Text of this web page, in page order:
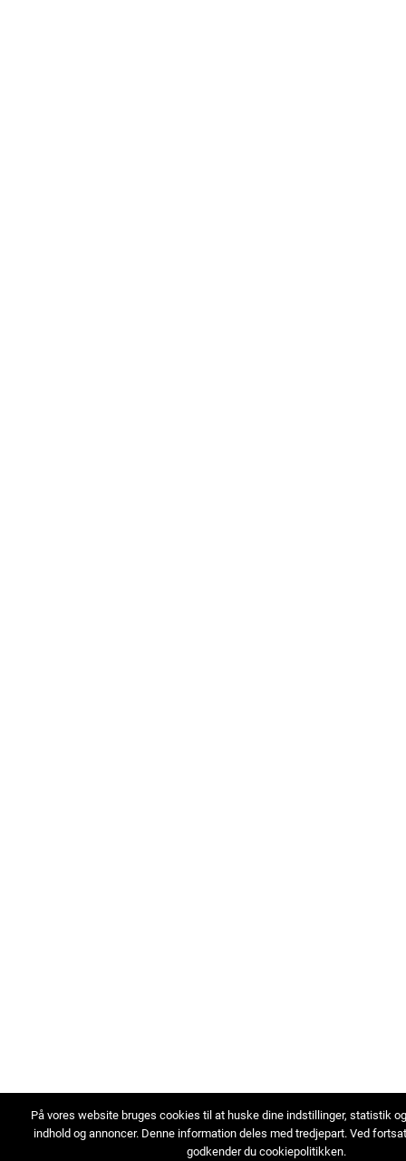
På vores website bruges cookies til at huske dine indstillinger, statistik
indhold og annoncer. Denne information deles med tredjepart. Ved
godkender du cookiepolitikken.